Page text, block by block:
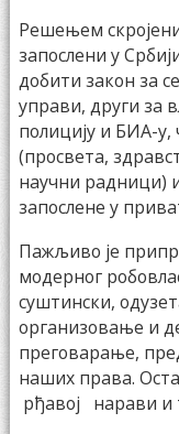
Решењем
запослени у
добити закон за
управи, други за
полицију и БИА-у,
(просвета,
научни радници)
запослене у
Пажљиво је
модерног
суштински,
организовање и
преговарање,
наших права.
рђавој нарави и